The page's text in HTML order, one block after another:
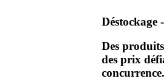
Déstockage
Des
des prix
concurrence.